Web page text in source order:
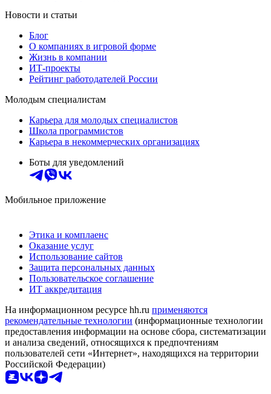
Новости и статьи
Блог
О компаниях в игровой форме
Жизнь в компании
ИТ-проекты
Рейтинг работодателей России
Молодым специалистам
Карьера для молодых специалистов
Школа программистов
Карьера в некоммерческих организациях
Боты для уведомлений
Мобильное приложение
Этика и комплаенс
Оказание услуг
Использование сайтов
Защита персональных данных
Пользовательское соглашение
ИТ аккредитация
На информационном ресурсе hh.ru применяются
рекомендательные технологии (информационные технологии
предоставления информации на основе сбора, систематизации
и анализа сведений, относящихся к предпочтениям
пользователей сети «Интернет», находящихся на территории
Российской Федерации)